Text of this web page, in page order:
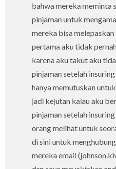
bahwa mereka meminta
pinjaman untuk
mereka bisa melepaskan
pertama aku tidak
karena aku takut aku
pinjaman setelah
hanya memutuskan
jadi kejutan kalau aku
pinjaman setelah
orang melihat untuk
di sini untuk
mereka email